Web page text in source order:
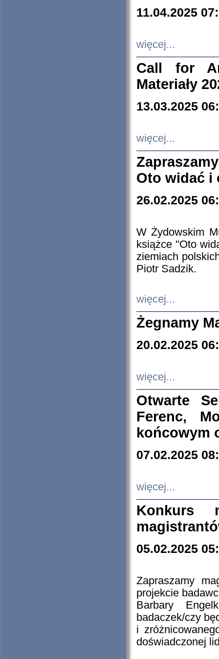
11.04.2025
więcej...
Call for
Materiały
13.03.2025
więcej...
Oto widać i
26.02.2025
W Żydowskim
książce "Oto
ziemiach
Piotr Sadzik.
więcej...
Żegnamy
20.02.2025
więcej...
Otwarte
Ferenc,
końcowym
07.02.2025
więcej...
Konkurs
05.02.2025
Zapraszamy
projekcie
Barbary
badaczek/czy
i
doświadczonej